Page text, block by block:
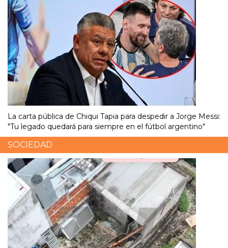
La carta pública de Chiqui Tapia para despedir a Jorge Messi:
"Tu legado quedará para siempre en el fútbol argentino"
SOCIEDAD